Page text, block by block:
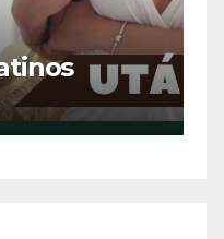
CSAJOK SZÉPSÉG
Szemöldök
meg mi?